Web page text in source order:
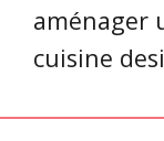
aménager
cuisine